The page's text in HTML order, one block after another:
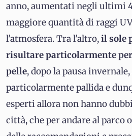
anno, aumentati negli ultimi
maggiore quantità di raggi
l'atmosfera. Tra l'altro,il sole
risultare particolarmente
pelle, dopo la pausa
particolarmente pallida e
esperti allora non hanno
città, che per andare al parco